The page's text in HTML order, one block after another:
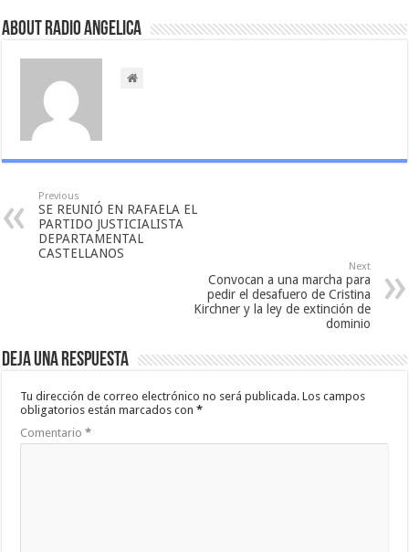
About Radio Angelica
Previous
SE REUNIÓ EN RAFAELA EL
PARTIDO JUSTICIALISTA
DEPARTAMENTAL
CASTELLANOS
Next
Convocan a una marcha para
pedir el desafuero de Cristina
Kirchner y la ley de extinción de
dominio
Deja una respuesta
Tu dirección de correo electrónico no será publicada. Los campos
obligatorios están marcados con*
Comentario*